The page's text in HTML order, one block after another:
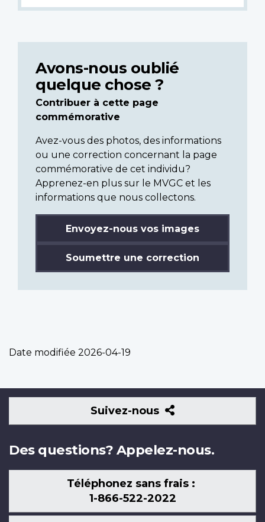
Avons-nous oublié
quelque chose ?
Contribuer à cette page
commémorative
Avez-vous des photos, des informations
ou une correction concernant la page
commémorative de cet individu?
Apprenez-en plus sur le MVGC et les
informations que nous collectons.
Envoyez-nous vos images
Soumettre une correction
Date modifiée 2026-04-19
Suivez-nous
Suivez-
nous
Des questions? Appelez-nous.
Téléphonez sans frais :
1-866-522-2022